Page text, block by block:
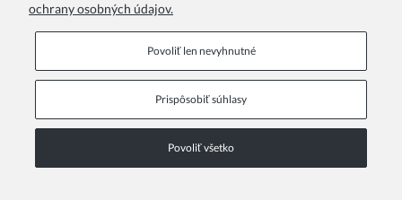
Informačné stránky
ochrany osobných údajov.
Povoliť len nevyhnutné
Prispôsobiť súhlasy
Povoliť všetko